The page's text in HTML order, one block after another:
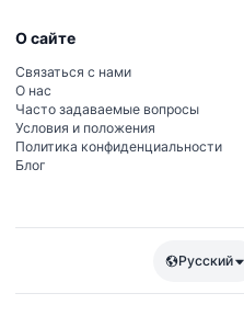
О сайте
Связаться с нами
О нас
Часто задаваемые вопросы
Условия и положения
Политика конфиденциальности
Блог
Русский